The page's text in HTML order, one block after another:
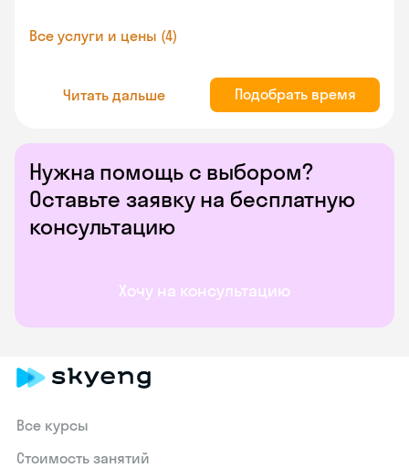
Нужна помощь с выбором?
Оставьте заявку на бесплатную
консультацию
Хочу на консультацию
Все услуги и цены (4)
Читать дальше Подобрать время
Все курсы
Стоимость занятий